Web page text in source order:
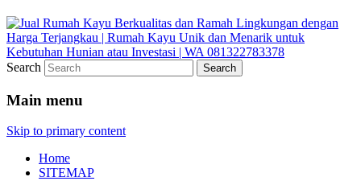
Search
Main menu
Skip to primary content
Home
SITEMAP